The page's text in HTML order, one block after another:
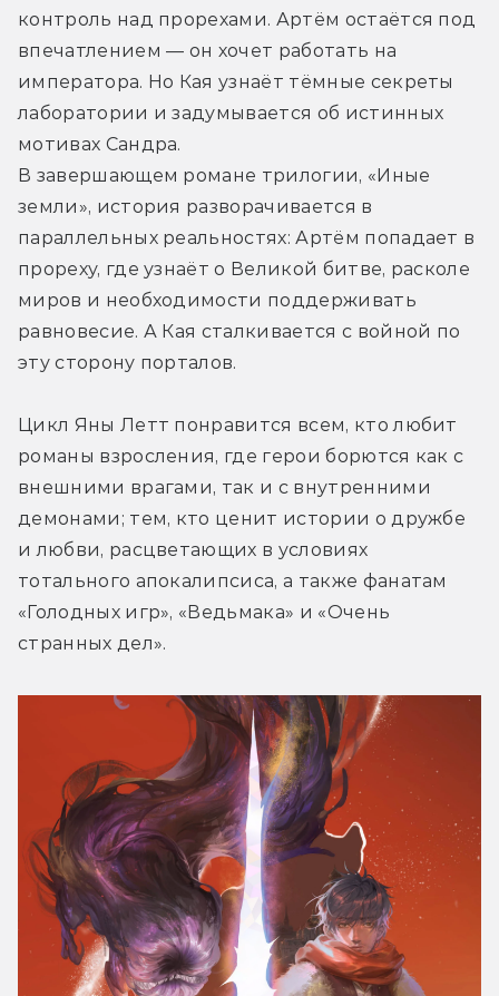
контроль над прорехами. Артём остаётся под
впечатлением — он хочет работать на
императора. Но Кая узнаёт тёмные секреты
лаборатории и задумывается об истинных
мотивах Сандра.
В завершающем романе трилогии, «Иные
земли», история разворачивается в
параллельных реальностях: Артём попадает в
прореху, где узнаёт о Великой битве, расколе
миров и необходимости поддерживать
равновесие. А Кая сталкивается с войной по
эту сторону порталов.
Цикл Яны Летт понравится всем, кто любит
романы взросления, где герои борются как с
внешними врагами, так и с внутренними
демонами; тем, кто ценит истории о дружбе
и любви, расцветающих в условиях
тотального апокалипсиса, а также фанатам
«Голодных игр», «Ведьмака» и «Очень
странных дел».